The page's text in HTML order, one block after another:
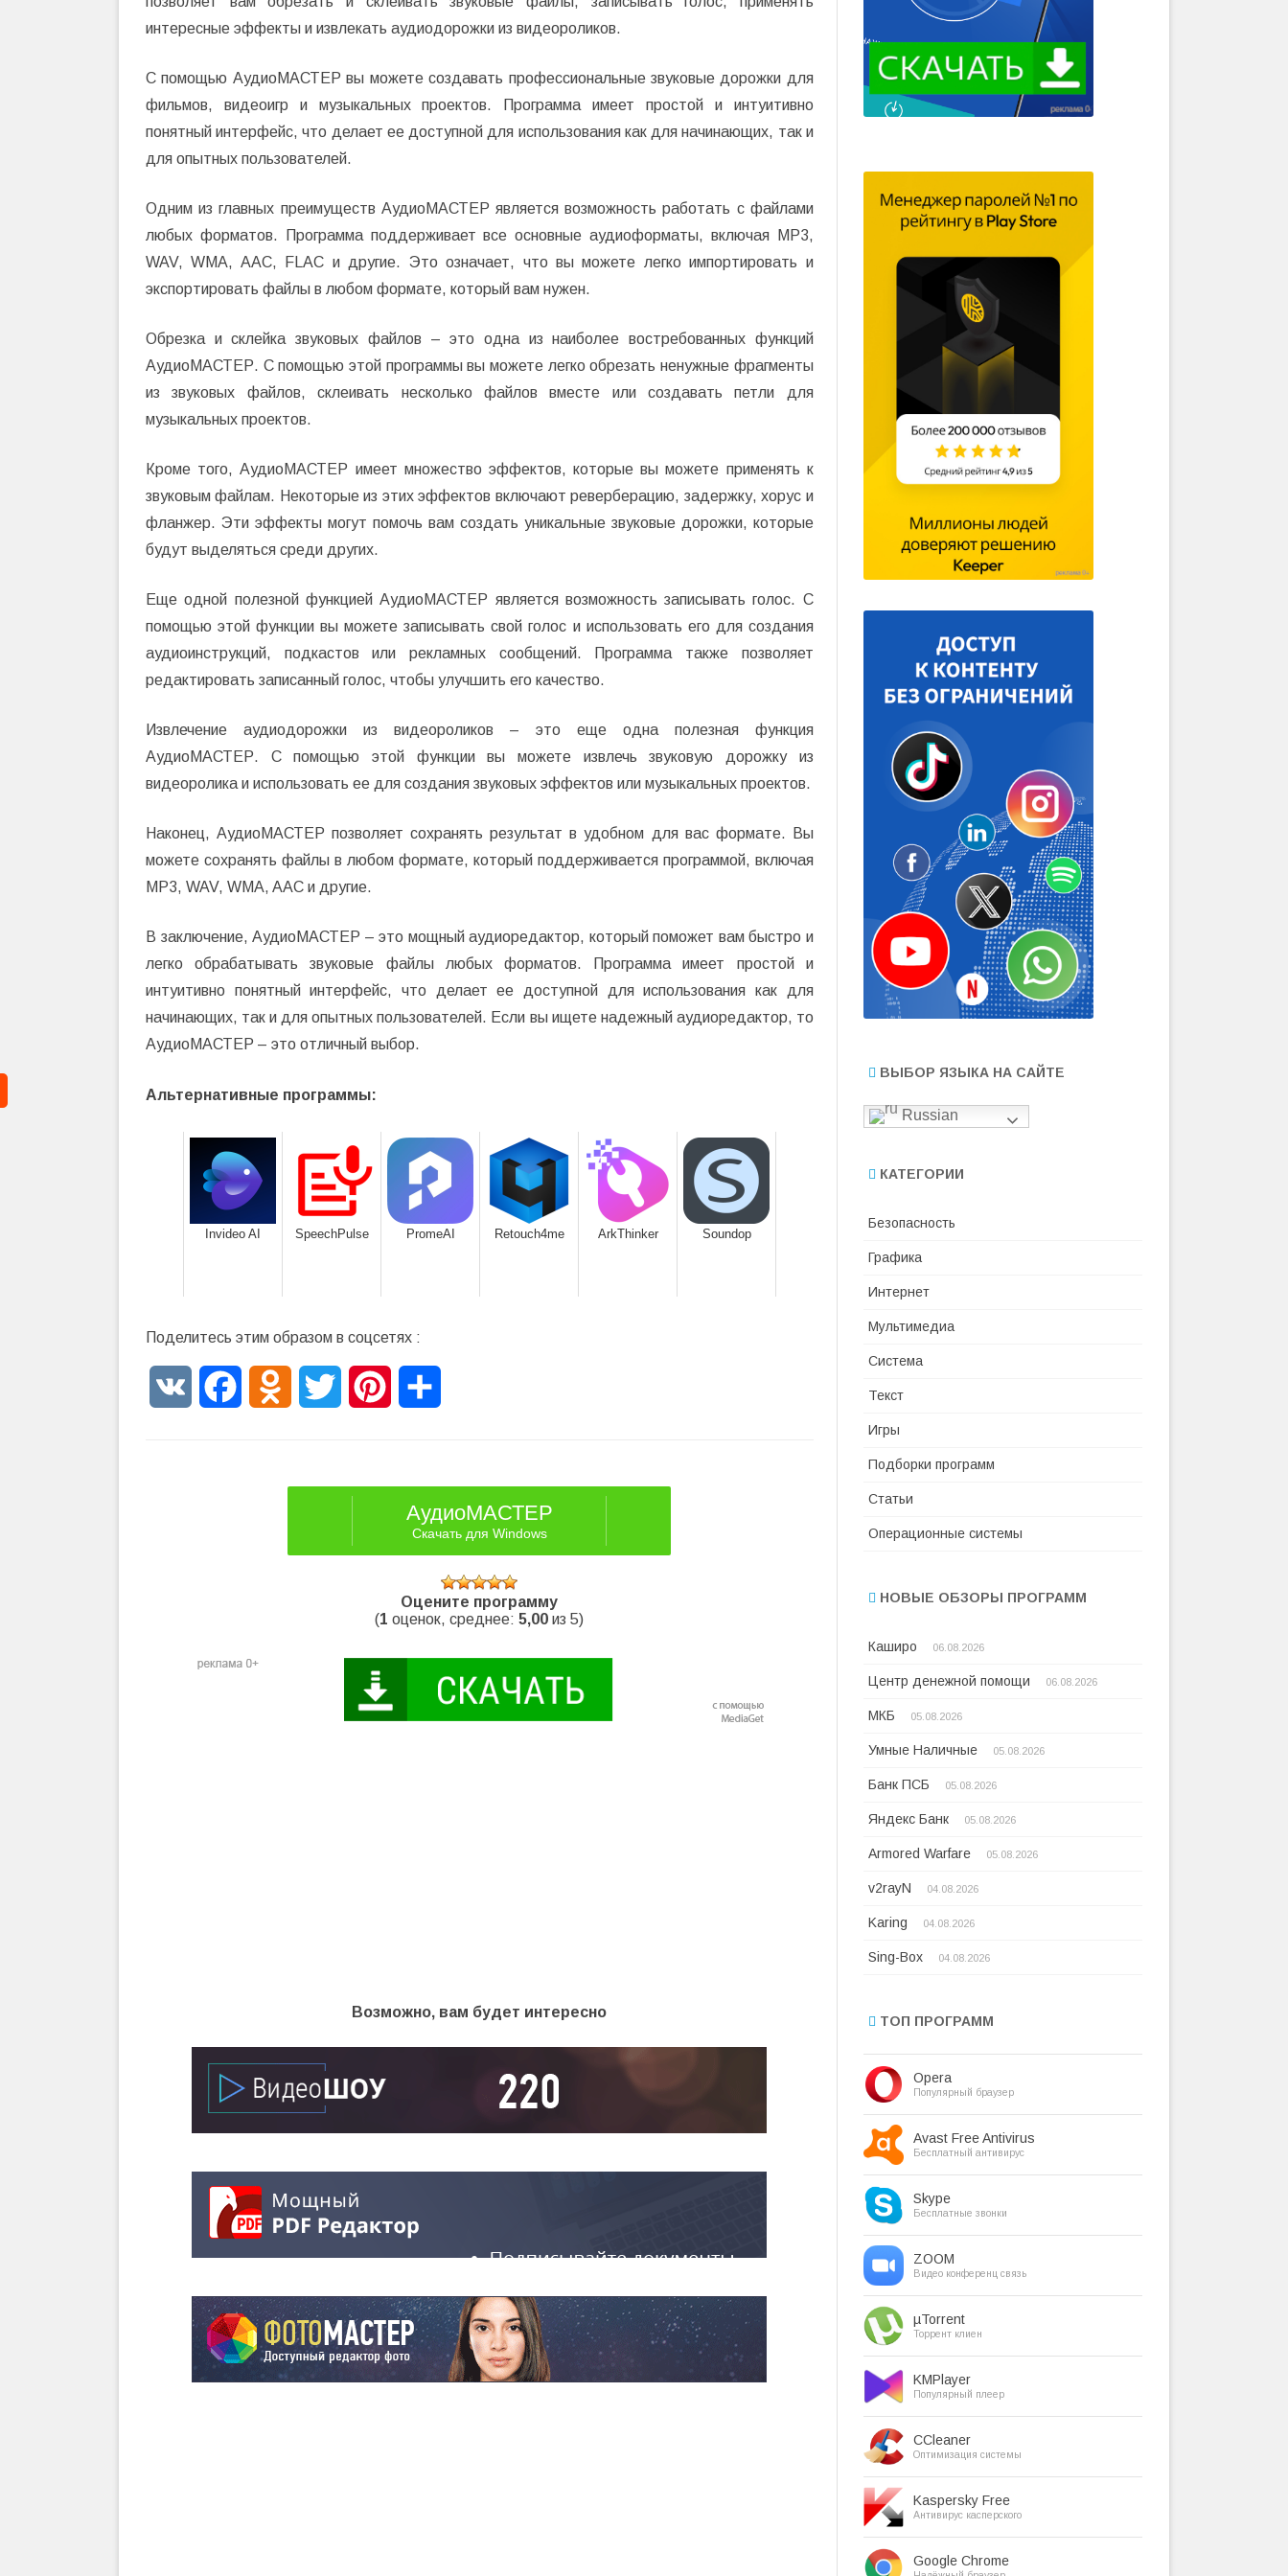
интересные эффекты и извлекать аудиодорожки из видеороликов.
С помощью АудиоМАСТЕР вы можете создавать профессиональные звуковые дорожки для
фильмов, видеоигр и музыкальных проектов. Программа имеет простой и интуитивно
понятный интерфейс, что делает ее доступной для использования как для начинающих, так и
для опытных пользователей.
Одним из главных преимуществ АудиоМАСТЕР является возможность работать с файлами
любых форматов. Программа поддерживает все основные аудиоформаты, включая MP3,
WAV, WMA, AAC, FLAC и другие. Это означает, что вы можете легко импортировать и
экспортировать файлы в любом формате, который вам нужен.
Обрезка и склейка звуковых файлов – это одна из наиболее востребованных функций
АудиоМАСТЕР. С помощью этой программы вы можете легко обрезать ненужные фрагменты
из звуковых файлов, склеивать несколько файлов вместе или создавать петли для
музыкальных проектов.
Кроме того, АудиоМАСТЕР имеет множество эффектов, которые вы можете применять к
звуковым файлам. Некоторые из этих эффектов включают реверберацию, задержку, хорус и
фланжер. Эти эффекты могут помочь вам создать уникальные звуковые дорожки, которые
будут выделяться среди других.
Еще одной полезной функцией АудиоМАСТЕР является возможность записывать голос. С
помощью этой функции вы можете записывать свой голос и использовать его для создания
аудиоинструкций, подкастов или рекламных сообщений. Программа также позволяет
редактировать записанный голос, чтобы улучшить его качество.
Извлечение аудиодорожки из видеороликов – это еще одна полезная функция
АудиоМАСТЕР. С помощью этой функции вы можете извлечь звуковую дорожку из
видеоролика и использовать ее для создания звуковых эффектов или музыкальных проектов.
Наконец, АудиоМАСТЕР позволяет сохранять результат в удобном для вас формате. Вы
можете сохранять файлы в любом формате, который поддерживается программой, включая
MP3, WAV, WMA, AAC и другие.
В заключение, АудиоМАСТЕР – это мощный аудиоредактор, который поможет вам быстро и
легко обрабатывать звуковые файлы любых форматов. Программа имеет простой и
интуитивно понятный интерфейс, что делает ее доступной для использования как для
начинающих, так и для опытных пользователей. Если вы ищете надежный аудиоредактор, то
АудиоМАСТЕР – это отличный выбор.
Альтернативные программы:
Invideo AI SpeechPulse PromeAI Retouch4me ArkThinker Soundop
Поделитесь этим образом в соцсетях :
VK FacebookOdnoklassniki
Twitter Pinterest
АудиоМАСТЕР
Скачать для Windows
Оцените программу
(1 оценок, среднее:5,00 из 5)
Возможно, вам будет интересно
ВЫБОР ЯЗЫКА НА САЙТЕ
Russian
КАТЕГОРИИ
Безопасность
Графика
Интернет
Мультимедиа
Система
Текст
Игры
Подборки программ
Статьи
Операционные системы
НОВЫЕ ОБЗОРЫ ПРОГРАММ
Каширо 06.08.2026
Центр денежной помощи 06.08.2026
МКБ 05.08.2026
Умные Наличные 05.08.2026
Банк ПСБ 05.08.2026
Яндекс Банк 05.08.2026
Armored Warfare 05.08.2026
v2rayN 04.08.2026
Karing 04.08.2026
Sing-Box 04.08.2026
ТОП ПРОГРАММ
Opera
Популярный браузер
Avast Free Antivirus
Бесплатный антивирус
Skype
Бесплатные звонки
ZOOM
Видео конференц связь
µTorrent
Торрент клиен
KMPlayer
Популярный плеер
CCleaner
Оптимизация системы
Kaspersky Free
Антивирус касперского
Google Chrome